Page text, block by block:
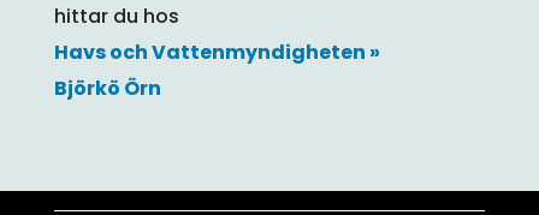
hittar du hos
Havs och Vattenmyndigheten »
Björkö Örn